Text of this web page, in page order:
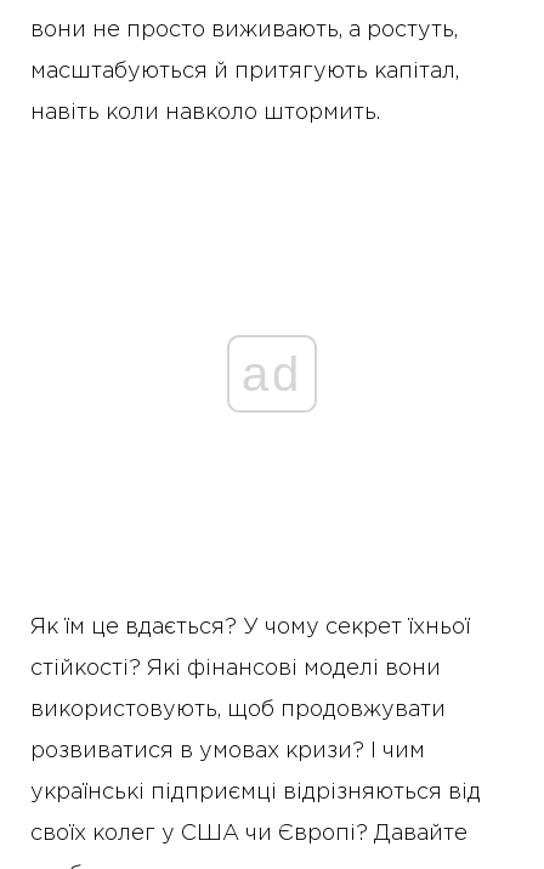
вони не просто виживають, а ростуть,
масштабуються й притягують капітал,
навіть коли навколо штормить.
ad
Як їм це вдається? У чому секрет їхньої
стійкості? Які фінансові моделі вони
використовують, щоб продовжувати
розвиватися в умовах кризи? І чим
українські підприємці відрізняються від
своїх колег у США чи Європі? Давайте